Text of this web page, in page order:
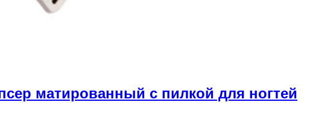
матированный с пилкой для ногтей